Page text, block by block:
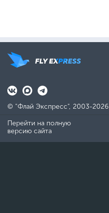
© "Флай Экспресс", 2003-2026
Перейти на полную
версию сайта